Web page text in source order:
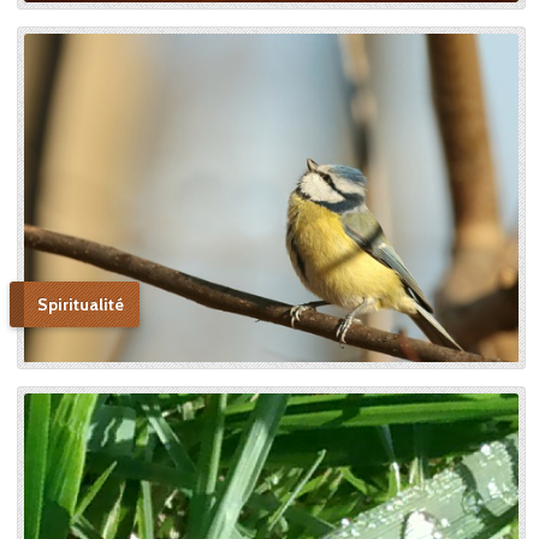
autels, mais l’instrument dont
le bon Dieu s’était servi pour
montrer aux âmes “la voie de
l’enfance spirituelle” afin qu’il
produise tout l’effet pour
lequel il avait été créé. » En
promulguant le décret sur
l’héroïcité des vertus de
Thérèse, le pape Benoît XV
saluera cette « voie de la
confiance et de l’abandon ».
Bonne lecture pour aller de
découvertes en découvertes.
« Autobiographie de la sœur
et novice de la Petite
Thérèse. Histoire d’un tison
arraché du feu. » Edition du
Carmel. 386 pages. 20 Euros
Spiritualité